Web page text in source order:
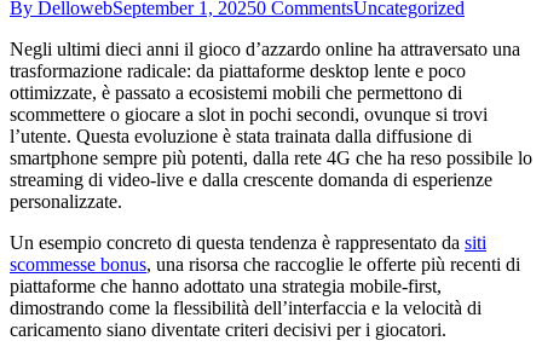
By DellowebSeptember 1, 20250 CommentsUncategorized
Negli ultimi dieci anni il gioco d’azzardo online ha attraversato una
trasformazione radicale: da piattaforme desktop lente e poco
ottimizzate, è passato a ecosistemi mobili che permettono di
scommettere o giocare a slot in pochi secondi, ovunque si trovi
l’utente. Questa evoluzione è stata trainata dalla diffusione di
smartphone sempre più potenti, dalla rete 4G che ha reso possibile lo
streaming di video‑live e dalla crescente domanda di esperienze
personalizzate.
Un esempio concreto di questa tendenza è rappresentato da siti
scommesse bonus, una risorsa che raccoglie le offerte più recenti di
piattaforme che hanno adottato una strategia mobile‑first,
dimostrando come la flessibilità dell’interfaccia e la velocità di
caricamento siano diventate criteri decisivi per i giocatori.